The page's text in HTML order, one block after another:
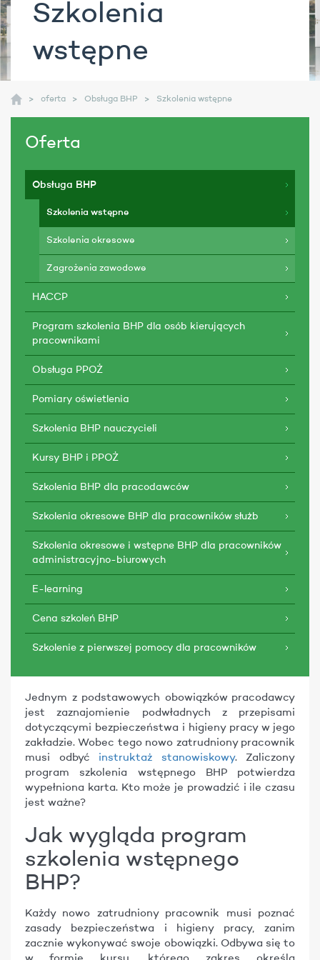
Szkolenia
wstępne
oferta Obsługa BHP Szkolenia wstępne
Oferta
Obsługa BHP
Szkolenia wstępne
Szkolenia okresowe
Zagrożenia zawodowe
HACCP
Program szkolenia BHP dla osób kierujących
pracownikami
Obsługa PPOŻ
Pomiary oświetlenia
Szkolenia BHP nauczycieli
Kursy BHP i PPOŻ
Szkolenia BHP dla pracodawców
Szkolenia okresowe BHP dla pracowników służb
Szkolenia okresowe i wstępne BHP dla pracowników
administracyjno-biurowych
E-learning
Cena szkoleń BHP
Szkolenie z pierwszej pomocy dla pracowników
Jednym z podstawowych obowiązków pracodawcy
jest zaznajomienie podwładnych z przepisami
dotyczącymi bezpieczeństwa i higieny pracy w jego
zakładzie. Wobec tego nowo zatrudniony pracownik
musi odbyć instruktaż stanowiskowy. Zaliczony
program szkolenia wstępnego BHP potwierdza
wypełniona karta. Kto może je prowadzić i ile czasu
jest ważne?
Jak wygląda program
szkolenia wstępnego
BHP?
Każdy nowo zatrudniony pracownik musi poznać
zasady bezpieczeństwa i higieny pracy, zanim
zacznie wykonywać swoje obowiązki. Odbywa się to